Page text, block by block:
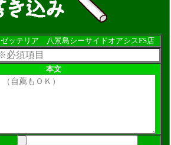
ゼッテリア 八景島シーサイドオアシスFS店
本文